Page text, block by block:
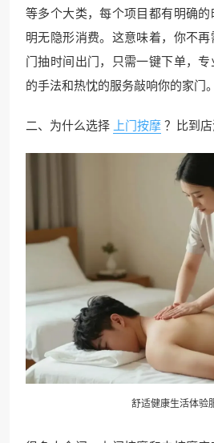
等多个大类，每个项目都有明确
明无隐形消费。这意味着，你不
门抽时间出门，只需一键下单，
的手法和热忱的服务敲响你的家门。
二、为什么选择 上门按摩？比到
舒适健康生活体验